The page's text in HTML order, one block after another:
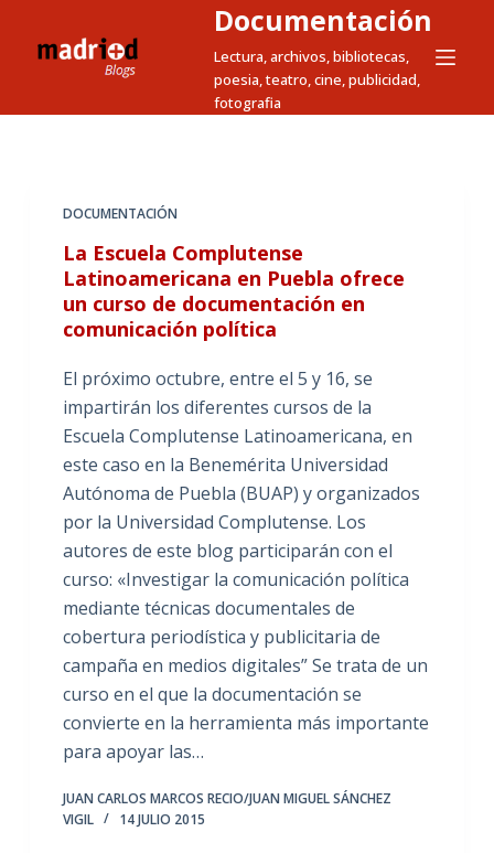
t
Documentación
Lectura, archivos, bibliotecas,
poesia, teatro, cine, publicidad,
fotografia
DOCUMENTACIÓN
La Escuela Complutense
Latinoamericana en Puebla ofrece
un curso de documentación en
comunicación política
El próximo octubre, entre el 5 y 16, se
impartirán los diferentes cursos de la
Escuela Complutense Latinoamericana, en
este caso en la Benemérita Universidad
Autónoma de Puebla (BUAP) y organizados
por la Universidad Complutense. Los
autores de este blog participarán con el
curso: «Investigar la comunicación política
mediante técnicas documentales de
cobertura periodística y publicitaria de
campaña en medios digitales” Se trata de un
curso en el que la documentación se
convierte en la herramienta más importante
para apoyar las…
JUAN CARLOS MARCOS RECIO/JUAN MIGUEL SÁNCHEZ
VIGIL
14 JULIO 2015